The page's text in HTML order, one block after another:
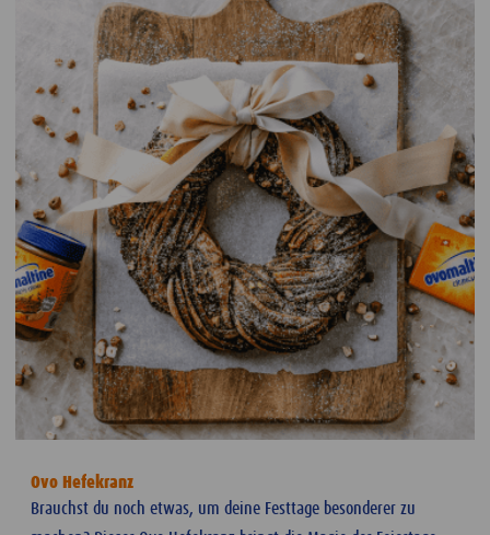
Ovo Hefekranz
Brauchst du noch etwas, um deine Festtage besonderer zu